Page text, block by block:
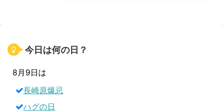
今日は何の日？
8月9日は
長崎原爆忌
ハグの日